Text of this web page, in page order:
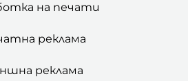
на печати
реклама
реклама